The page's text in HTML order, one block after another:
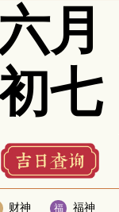
六月
七
财神 福 福神